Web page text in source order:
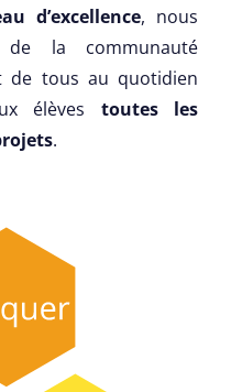
d’excellence, nous
de la communauté
de tous au quotidien
élèves toutes les
.